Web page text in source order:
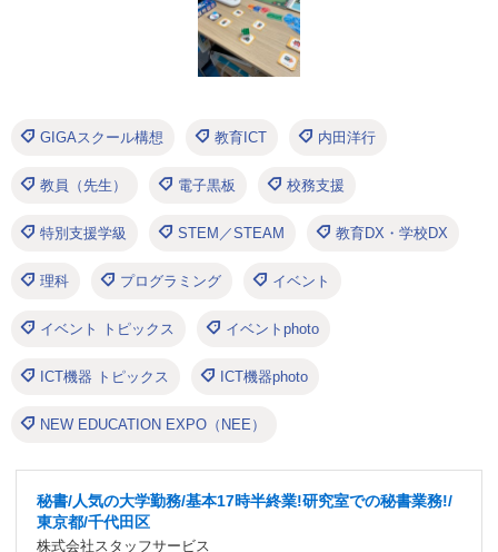
GIGAスクール構想 教育ICT 内田洋行
教員（先生） 電子黒板 校務支援
特別支援学級 STEM／STEAM 教育DX・学校DX
理科 プログラミング イベント
イベント トピックス イベントphoto
ICT機器 トピックス ICT機器photo
NEW EDUCATION EXPO（NEE）
秘書/人気の大学勤務/基本17時半終業!研究室での秘書業務!/
東京都/千代田区
株式会社スタッフサービス